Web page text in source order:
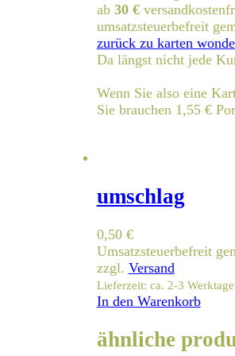
ab 30 €
umsatzsteuerbefreit
zurück zu karten
Da längst nicht jede
Wenn Sie also eine
Sie brauchen 1,55 €
umschlag
0,50 €
Umsatzsteuerbefreit
zzgl. Versand
Lieferzeit: ca. 2-3 Werktage
In den Warenkorb
ähnliche